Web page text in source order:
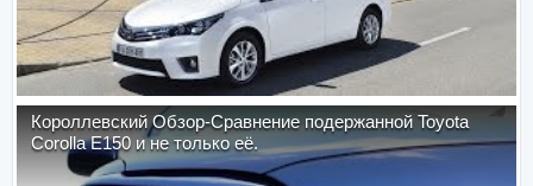
Короллевский Обзор-Сравнение подержанной Toyota
Corolla E150 и не только её.